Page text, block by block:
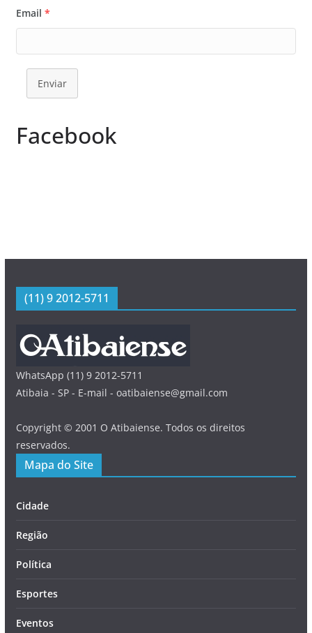
Email *
Enviar
Facebook
(11) 9 2012-5711
WhatsApp (11) 9 2012-5711
Atibaia - SP - E-mail - oatibaiense@gmail.com
Copyright © 2001 O Atibaiense. Todos os direitos
reservados.
Mapa do Site
Cidade
Região
Política
Esportes
Eventos